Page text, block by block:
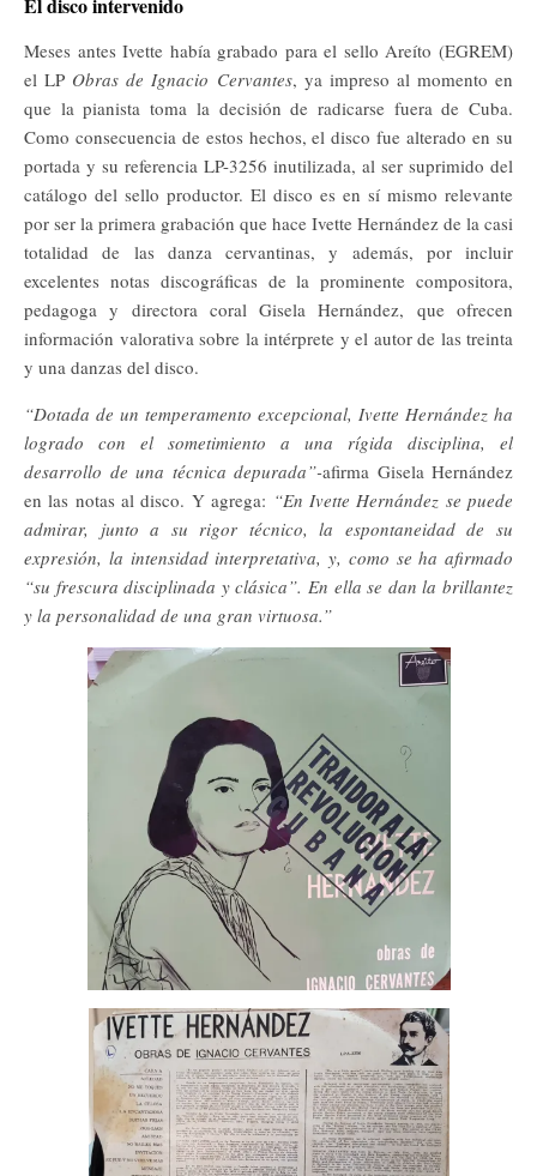
Meses antes Ivette había grabado para el sello Areíto (EGREM)
el LP Obras de Ignacio Cervantes, ya impreso al momento en
que la pianista toma la decisión de radicarse fuera de Cuba.
Como consecuencia de estos hechos, el disco fue alterado en su
portada y su referencia LP-3256 inutilizada, al ser suprimido del
catálogo del sello productor. El disco es en sí mismo relevante
por ser la primera grabación que hace Ivette Hernández de la casi
totalidad de las danza cervantinas, y además, por incluir
excelentes notas discográficas de la prominente compositora,
pedagoga y directora coral Gisela Hernández, que ofrecen
información valorativa sobre la intérprete y el autor de las treinta
y una danzas del disco.
“Dotada de un temperamento excepcional, Ivette Hernández ha
logrado con el sometimiento a una rígida disciplina, el
desarrollo de una técnica depurada”-afirma Gisela Hernández
en las notas al disco. Y agrega: “En Ivette Hernández se puede
admirar, junto a su rigor técnico, la espontaneidad de su
expresión, la intensidad interpretativa, y, como se ha afirmado
“su frescura disciplinada y clásica”. En ella se dan la brillantez
y la personalidad de una gran virtuosa.”